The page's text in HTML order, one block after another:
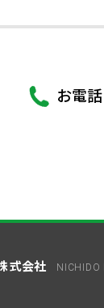
お電話
式会社 NICHIDO